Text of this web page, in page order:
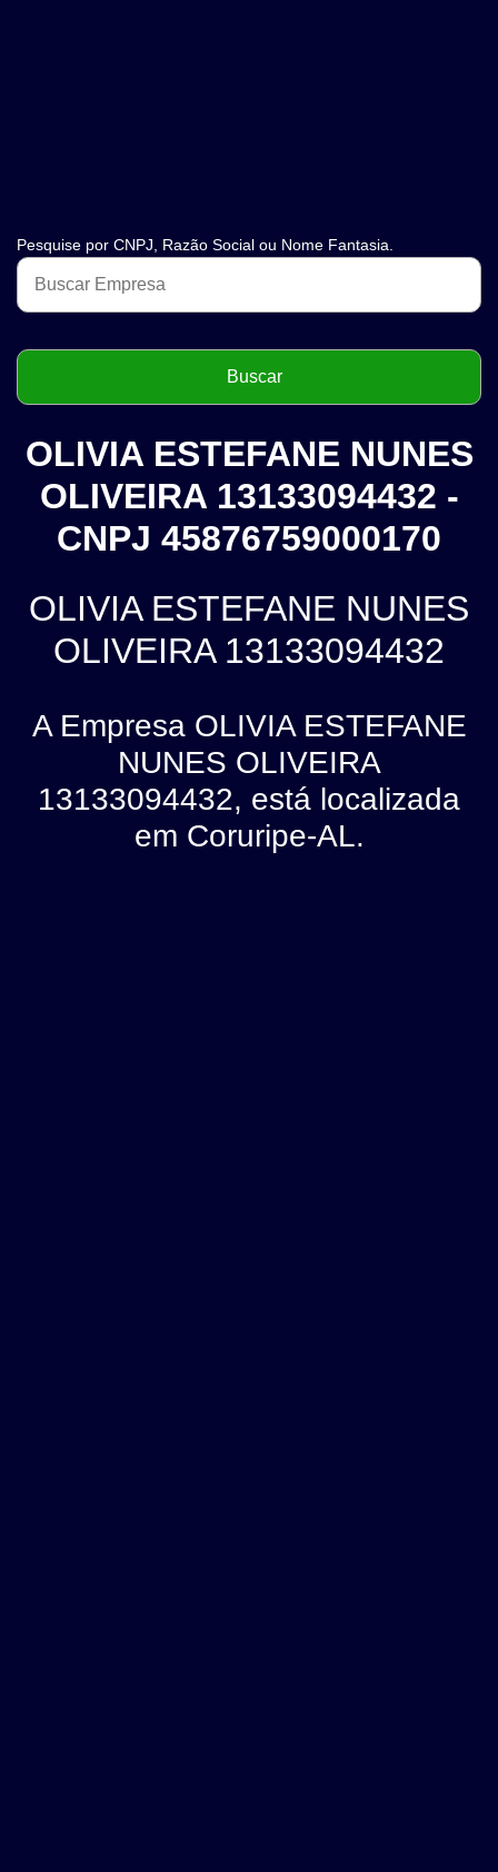
Pesquise por CNPJ, Razão Social ou Nome Fantasia.
OLIVIA ESTEFANE NUNES
OLIVEIRA 13133094432 -
CNPJ 45876759000170
OLIVIA ESTEFANE NUNES
OLIVEIRA 13133094432
A Empresa OLIVIA ESTEFANE
NUNES OLIVEIRA
13133094432, está localizada
em Coruripe-AL.